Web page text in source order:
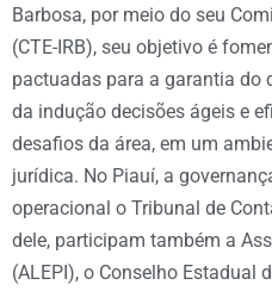
Barbosa, por meio do seu
(CTE-IRB), seu objetivo é
pactuadas para a garantia do
da indução decisões ágeis e
desafios da área, em um
jurídica. No Piauí, a
operacional o Tribunal de
dele, participam também a
(ALEPI), o Conselho Estadual